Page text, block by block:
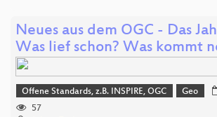
Neues aus dem OGC - Das
Was lief schon? Was kommt
Offene Standards, z.B. INSPIRE, OGC Geo
57